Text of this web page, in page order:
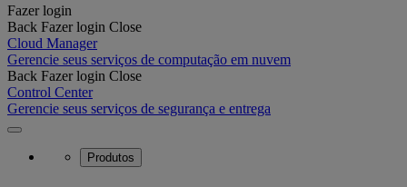
Fazer login
Back Fazer login Close
Cloud Manager
Gerencie seus serviços de computação em nuvem
Back Fazer login Close
Control Center
Gerencie seus serviços de segurança e entrega
Produtos